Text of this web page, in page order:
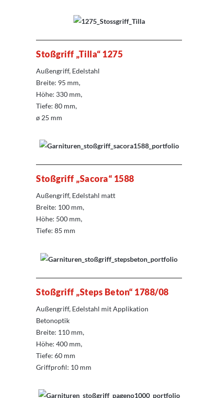
Stoßgriff „Tilla“ 1275
Außengriff, Edelstahl
Breite: 95 mm,
Höhe: 330 mm,
Tiefe: 80 mm,
ø 25 mm
Stoßgriff „Sacora“ 1588
Außengriff, Edelstahl matt
Breite: 100 mm,
Höhe: 500 mm,
Tiefe: 85 mm
Stoßgriff „Steps Beton“ 1788/08
Außengriff, Edelstahl mit Applikation
Betonoptik
Breite: 110 mm,
Höhe: 400 mm,
Tiefe: 60 mm
Griffprofil: 10 mm